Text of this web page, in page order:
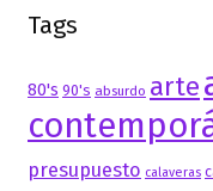
Tags
80's 90's absurdo arte
presupuesto calaveras